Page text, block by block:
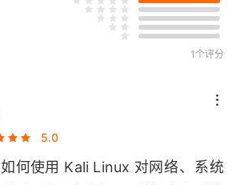
Pi 3中安装Kali
安装Kali
安装Kali
1个评分
5.0
何使用 Kali Linux 对网络、系统